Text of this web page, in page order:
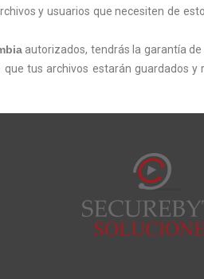
y usuarios que necesiten de
autorizados, tendrás la garantía de
tus archivos estarán guardados y